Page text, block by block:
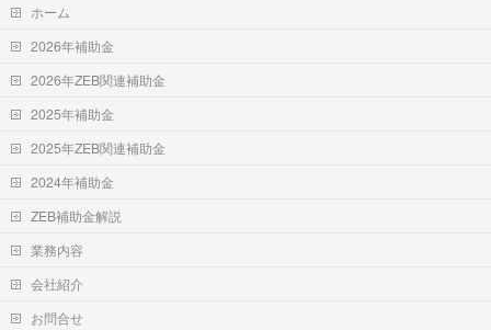
ホーム
2026年補助金
2026年ZEB関連補助金
2025年補助金
2025年ZEB関連補助金
2024年補助金
ZEB補助金解説
業務内容
会社紹介
お問合せ